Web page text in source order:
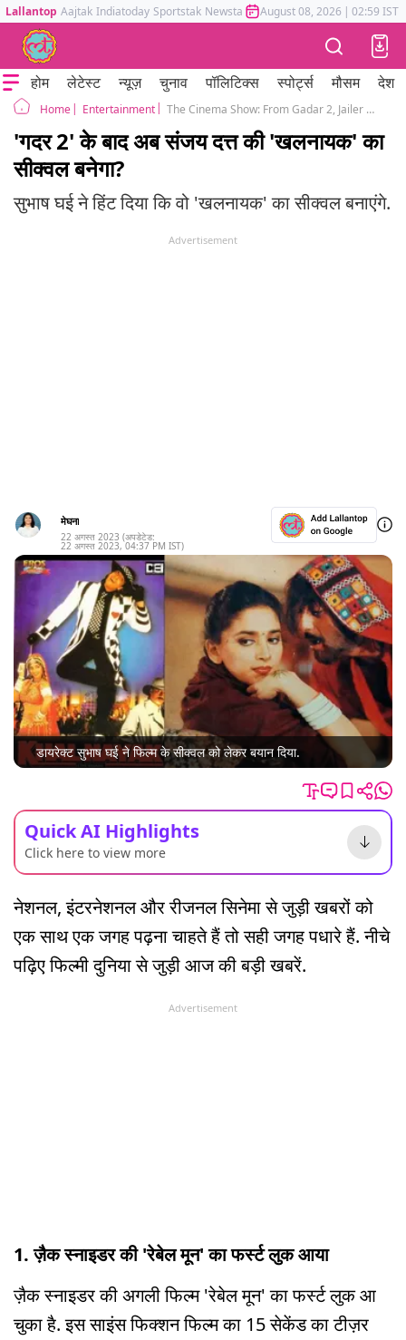
Lallantop Aajtak Indiatoday Sportstak Newstak Mumbai Tak Astrotak
August 08, 2026 | 02:59 IST
होम लेटेस्ट न्यूज़ चुनाव पॉलिटिक्स स्पोर्ट्स मौसम देश
Home Entertainment The Cinema Show: From Gadar 2, Jailer and OMG 2 collection to Sanjay Dutt's Khalnayak's sequel update
'गदर 2' के बाद अब संजय दत्त की 'खलनायक' का
सीक्वल बनेगा?
सुभाष घई ने हिंट दिया कि वो 'खलनायक' का सीक्वल बनाएंगे.
Advertisement
मेघना
22 अगस्त 2023 (अपडेटेड:
22 अगस्त 2023, 04:37 PM IST)
डायरेक्ट सुभाष घई ने फिल्म के सीक्वल को लेकर बयान दिया.
Quick AI Highlights
Click here to view more
नेशनल, इंटरनेशनल और रीजनल सिनेमा से जुड़ी खबरों को
एक साथ एक जगह पढ़ना चाहते हैं तो सही जगह पधारे हैं. नीचे
पढ़िए फिल्मी दुनिया से जुड़ी आज की बड़ी खबरें.
Advertisement
1. ज़ैक स्नाइडर की 'रेबेल मून' का फर्स्ट लुक आया
ज़ैक स्नाइडर की अगली फिल्म 'रेबेल मून' का फर्स्ट लुक आ
चुका है. इस साइंस फिक्शन फिल्म का 15 सेकेंड का टीज़र